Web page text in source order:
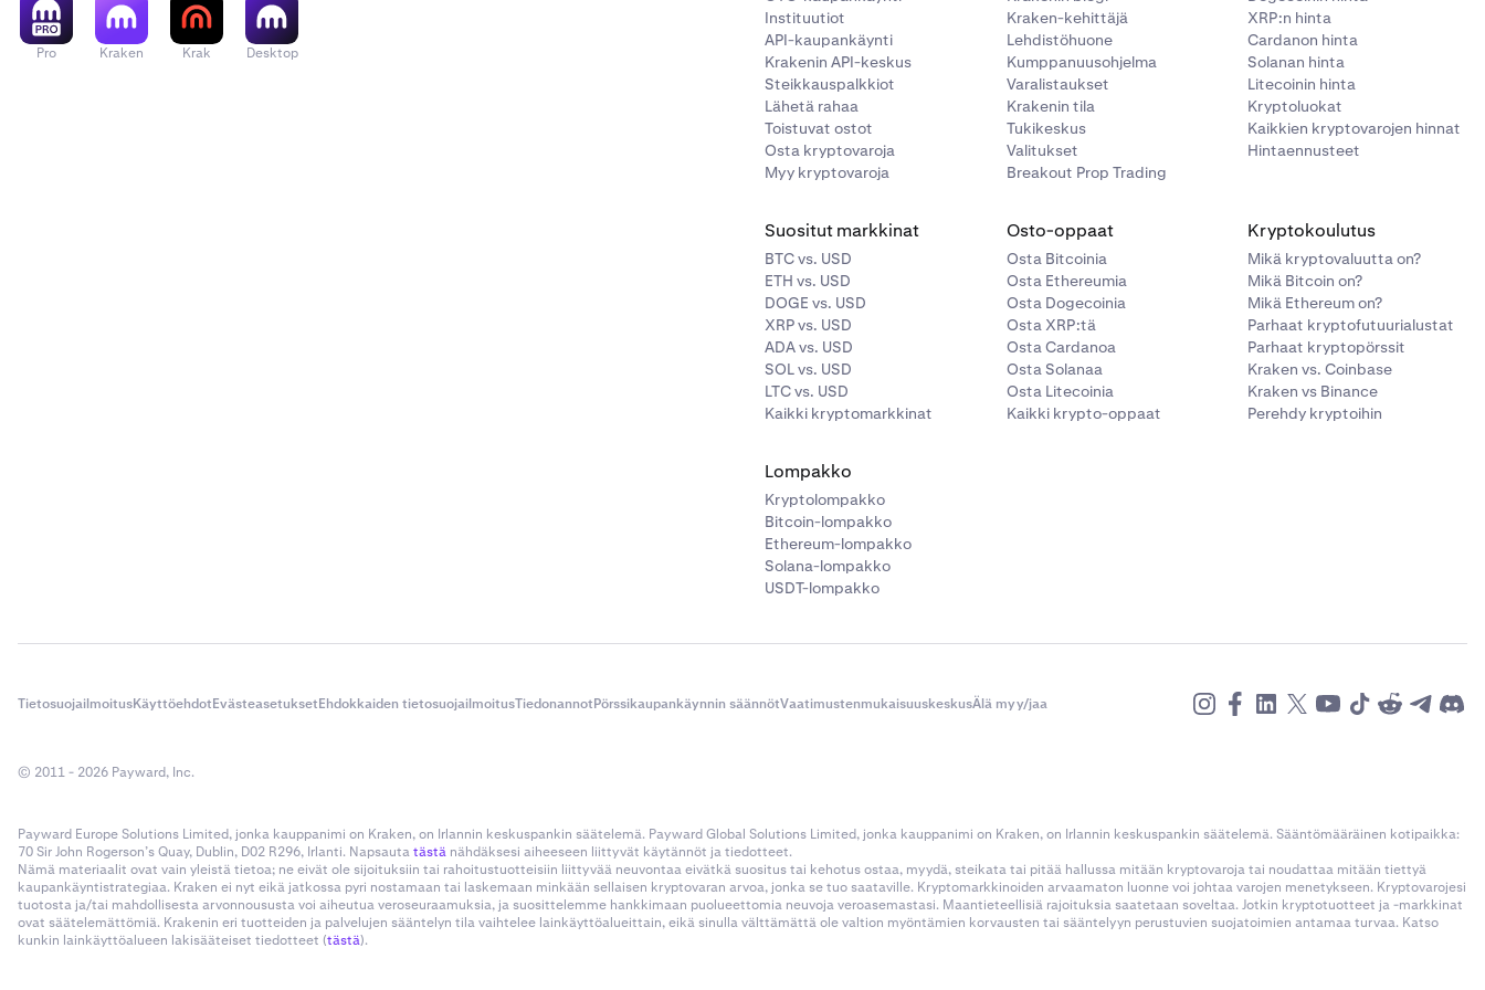
Pro Kraken Krak Desktop
Instituutiot
API-kaupankäynti
Krakenin API-keskus
Steikkauspalkkiot
Lähetä rahaa
Toistuvat ostot
Osta kryptovaroja
Myy kryptovaroja
Kraken-kehittäjä
Lehdistöhuone
Kumppanuusohjelma
Varalistaukset
Krakenin tila
Tukikeskus
Valitukset
Breakout Prop Trading
XRP:n hinta
Cardanon hinta
Solanan hinta
Litecoinin hinta
Kryptoluokat
Kaikkien kryptovarojen hinnat
Hintaennusteet
Suositut markkinat
BTC vs. USD
ETH vs. USD
DOGE vs. USD
XRP vs. USD
ADA vs. USD
SOL vs. USD
LTC vs. USD
Kaikki kryptomarkkinat
Osto-oppaat
Osta Bitcoinia
Osta Ethereumia
Osta Dogecoinia
Osta XRP:tä
Osta Cardanoa
Osta Solanaa
Osta Litecoinia
Kaikki krypto-oppaat
Kryptokoulutus
Mikä kryptovaluutta on?
Mikä Bitcoin on?
Mikä Ethereum on?
Parhaat kryptofutuurialustat
Parhaat kryptopörssit
Kraken vs. Coinbase
Kraken vs Binance
Perehdy kryptoihin
Lompakko
Kryptolompakko
Bitcoin-lompakko
Ethereum-lompakko
Solana-lompakko
USDT-lompakko
TietosuojailmoitusKäyttöehdotEvästeasetuksetEhdokkaiden tietosuojailmoitusTiedonannotPörssikaupankäynnin säännötVaatimustenmukaisuuskeskusÄlä myy/jaa
© 2011 - 2026 Payward, Inc.
Payward Europe Solutions Limited, jonka kauppanimi on Kraken, on Irlannin keskuspankin säätelemä. Payward Global Solutions Limited, jonka kauppanimi on Kraken, on Irlannin keskuspankin säätelemä. Sääntömääräinen kotipaikka:
70 Sir John Rogerson’s Quay, Dublin, D02 R296, Irlanti. Napsautatästä nähdäksesi aiheeseen liittyvät käytännöt ja tiedotteet.
Nämä materiaalit ovat vain yleistä tietoa; ne eivät ole sijoituksiin tai rahoitustuotteisiin liittyvää neuvontaa eivätkä suositus tai kehotus ostaa, myydä, steikata tai pitää hallussa mitään kryptovaroja tai noudattaa mitään tiettyä
kaupankäyntistrategiaa. Kraken ei nyt eikä jatkossa pyri nostamaan tai laskemaan minkään sellaisen kryptovaran arvoa, jonka se tuo saataville. Kryptomarkkinoiden arvaamaton luonne voi johtaa varojen menetykseen. Kryptovarojesi
tuotosta ja/tai mahdollisesta arvonnoususta voi aiheutua veroseuraamuksia, ja suosittelemme hankkimaan puolueettomia neuvoja veroasemastasi. Maantieteellisiä rajoituksia saatetaan soveltaa. Jotkin kryptotuotteet ja -markkinat
ovat säätelemättömiä. Krakenin eri tuotteiden ja palvelujen sääntelyn tila vaihtelee lainkäyttöalueittain, eikä sinulla välttämättä ole valtion myöntämien korvausten tai sääntelyyn perustuvien suojatoimien antamaa turvaa. Katso
kunkin lainkäyttöalueen lakisääteiset tiedotteet (tästä).